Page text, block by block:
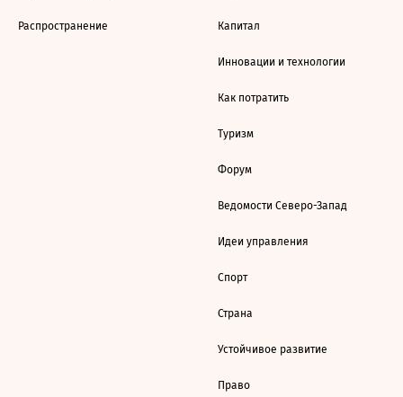
Распространение Капитал
Инновации и технологии
Как потратить
Туризм
Форум
Ведомости Северо-Запад
Идеи управления
Спорт
Страна
Устойчивое развитие
Право